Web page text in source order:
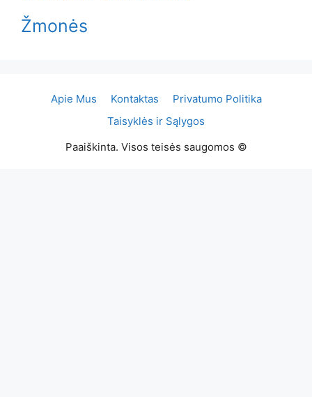
Žmonės
Apie Mus Kontaktas
Privatumo Politika
Taisyklės ir Sąlygos
Paaiškinta. Visos teisės saugomos ©